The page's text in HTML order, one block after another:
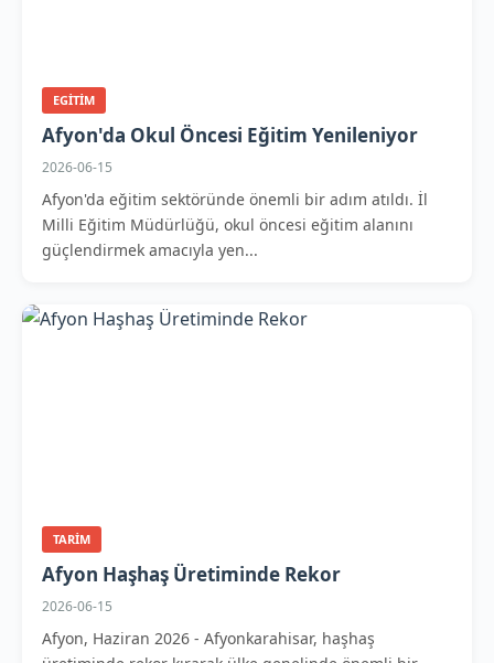
EGITIM
Afyon'da Okul Öncesi Eğitim Yenileniyor
2026-06-15
Afyon'da eğitim sektöründe önemli bir adım atıldı. İl
Milli Eğitim Müdürlüğü, okul öncesi eğitim alanını
güçlendirmek amacıyla yen...
TARIM
Afyon Haşhaş Üretiminde Rekor
2026-06-15
Afyon, Haziran 2026 - Afyonkarahisar, haşhaş